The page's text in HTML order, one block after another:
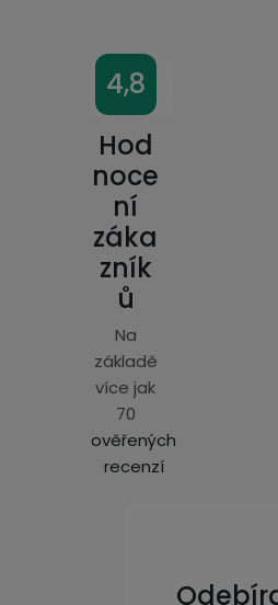
4,8
Hod
noce
ní
záka
zník
ů
Na
základě
více jak
70
ověřených
recenzí